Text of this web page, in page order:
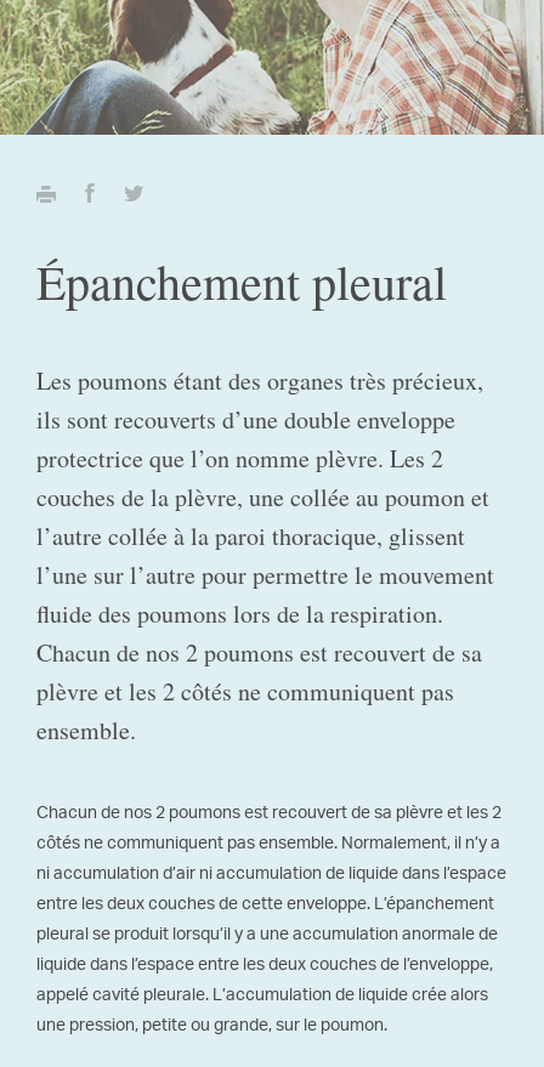
Épanchement pleural
Les poumons étant des organes très précieux,
ils sont recouverts d’une double enveloppe
protectrice que l’on nomme plèvre. Les 2
couches de la plèvre, une collée au poumon et
l’autre collée à la paroi thoracique, glissent
l’une sur l’autre pour permettre le mouvement
fluide des poumons lors de la respiration.
Chacun de nos 2 poumons est recouvert de sa
plèvre et les 2 côtés ne communiquent pas
ensemble.
Chacun de nos 2 poumons est recouvert de sa plèvre et les 2
côtés ne communiquent pas ensemble. Normalement, il n’y a
ni accumulation d’air ni accumulation de liquide dans l’espace
entre les deux couches de cette enveloppe. L’épanchement
pleural se produit lorsqu’il y a une accumulation anormale de
liquide dans l’espace entre les deux couches de l’enveloppe,
appelé cavité pleurale. L’accumulation de liquide crée alors
une pression, petite ou grande, sur le poumon.